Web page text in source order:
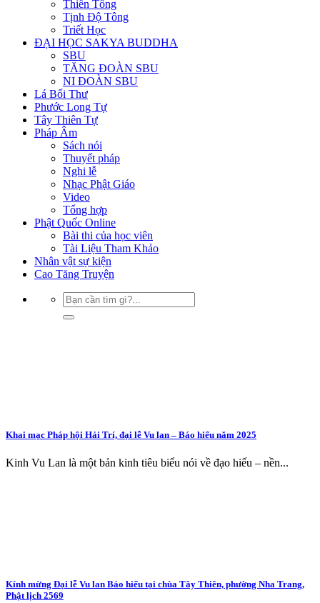
Thiền Tông
Tịnh Độ Tông
Triết Học
ĐẠI HỌC SAKYA BUDDHA
SBU
TĂNG ĐOÀN SBU
NI ĐOÀN SBU
Lá Bối Thư
Phước Long Tự
Tây Thiên Tự
Pháp Âm
Sách nói
Thuyết pháp
Nghi lễ
Nhạc Phật Giáo
Video
Tổng hợp
Phật Quốc Online
Bài thi của học viên
Tài Liệu Tham Khảo
Nhân vật sự kiện
Cao Tăng Truyện
Khai mạc Pháp hội Hải Trí, đại lễ Vu lan – Báo hiếu năm 2025
Kinh Vu Lan là một bản kinh tiêu biểu nói về đạo hiếu – nền...
Kính mừng Đại lễ Vu lan Báo hiếu tại chùa Tây Thiên, phường Nha Trang,
Phật lịch 2569